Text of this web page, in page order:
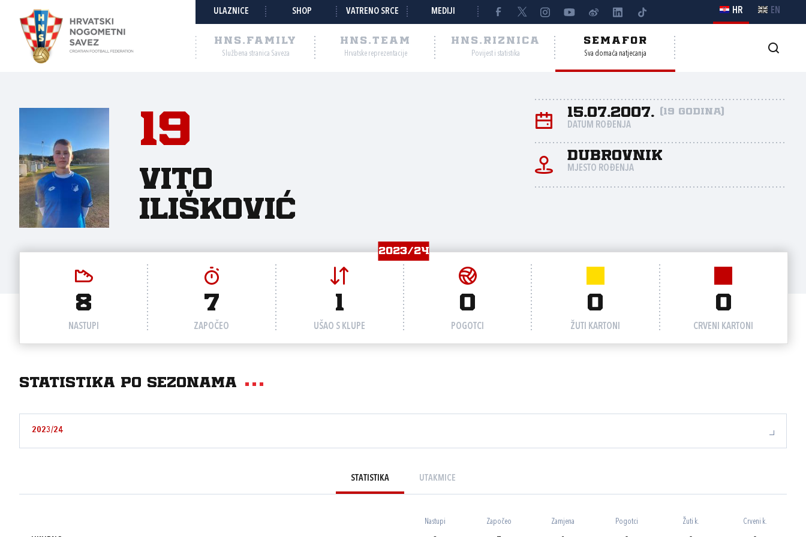
ULAZNICE SHOP VATRENO SRCE MEDIJI HR EN
HNS.FAMILY
Službena stranica Saveza
HNS.TEAM
Hrvatske reprezentacije
HNS.RIZNICA
Povijest i statistika
SEMAFOR
Sva domaća natjecanja
19
Vito
Ilišković
15.07.2007. (19 godina)
DATUM ROĐENJA
Dubrovnik
MJESTO ROĐENJA
2023/24
8
NASTUPI
7
ZAPOČEO
1
UŠAO S KLUPE
0
POGOTCI
0
ŽUTI KARTONI
0
CRVENI KARTONI
Statistika po sezonama
2023/24
STATISTIKA UTAKMICE
Nastupi Započeo Zamjena Pogotci Žuti k. Crveni k.